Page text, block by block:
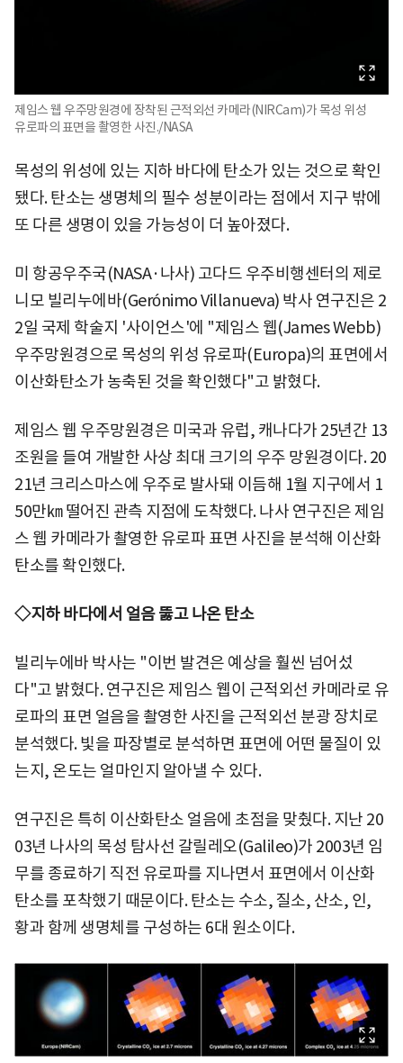
제임스 웹 우주망원경에 장착된 근적외선 카메라(NIRCam)가 목성 위성
유로파의 표면을 촬영한 사진./NASA
목성의 위성에 있는 지하 바다에 탄소가 있는 것으로 확인
됐다. 탄소는 생명체의 필수 성분이라는 점에서 지구 밖에
또 다른 생명이 있을 가능성이 더 높아졌다.
미 항공우주국(NASA·나사) 고다드 우주비행센터의 제로
니모 빌리누에바(Gerónimo Villanueva) 박사 연구진은 2
2일 국제 학술지 '사이언스'에 "제임스 웹(James Webb)
우주망원경으로 목성의 위성 유로파(Europa)의 표면에서
이산화탄소가 농축된 것을 확인했다"고 밝혔다.
제임스 웹 우주망원경은 미국과 유럽, 캐나다가 25년간 13
조원을 들여 개발한 사상 최대 크기의 우주 망원경이다. 20
21년 크리스마스에 우주로 발사돼 이듬해 1월 지구에서 1
50만㎞ 떨어진 관측 지점에 도착했다. 나사 연구진은 제임
스 웹 카메라가 촬영한 유로파 표면 사진을 분석해 이산화
탄소를 확인했다.
◇지하 바다에서 얼음 뚫고 나온 탄소
빌리누에바 박사는 "이번 발견은 예상을 훨씬 넘어섰
다"고 밝혔다. 연구진은 제임스 웹이 근적외선 카메라로 유
로파의 표면 얼음을 촬영한 사진을 근적외선 분광 장치로
분석했다. 빛을 파장별로 분석하면 표면에 어떤 물질이 있
는지, 온도는 얼마인지 알아낼 수 있다.
연구진은 특히 이산화탄소 얼음에 초점을 맞췄다. 지난 20
03년 나사의 목성 탐사선 갈릴레오(Galileo)가 2003년 임
무를 종료하기 직전 유로파를 지나면서 표면에서 이산화
탄소를 포착했기 때문이다. 탄소는 수소, 질소, 산소, 인,
황과 함께 생명체를 구성하는 6대 원소이다.